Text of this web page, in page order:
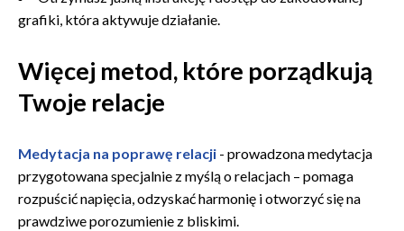
grafiki, która aktywuje działanie.
Więcej metod, które porządkują
Twoje relacje
Medytacja na poprawę relacji - prowadzona medytacja
przygotowana specjalnie z myślą o relacjach – pomaga
rozpuścić napięcia, odzyskać harmonię i otworzyć się na
prawdziwe porozumienie z bliskimi.